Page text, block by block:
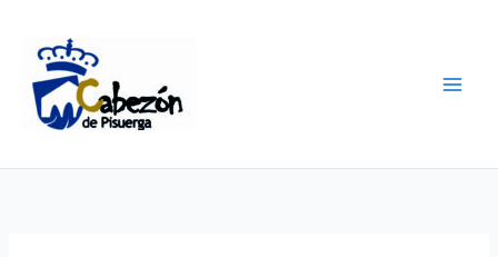
contenido